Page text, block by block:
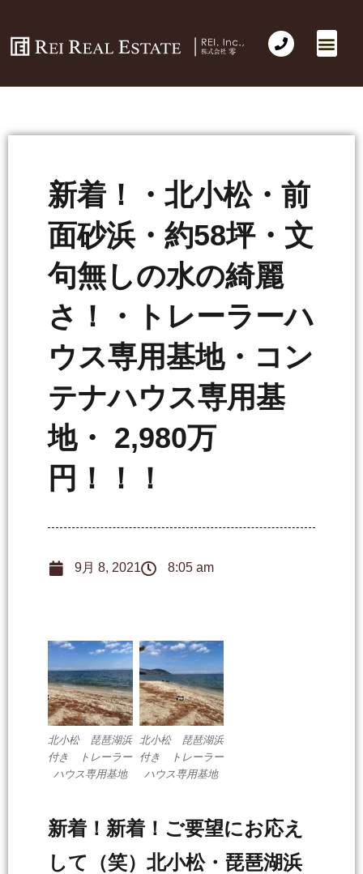
新着！・北小松・前
面砂浜・約58坪・文
句無しの水の綺麗
さ！・トレーラーハ
ウス専用基地・コン
テナハウス専用基
地・ 2,980万
円！！！
9月 8, 2021 8:05 am
北小松 琵琶湖浜
付き トレーラー
ハウス専用基地
北小松 琵琶湖浜
付き トレーラー
ハウス専用基地
新着！新着！ご要望にお応え
して（笑）北小松・琵琶湖浜